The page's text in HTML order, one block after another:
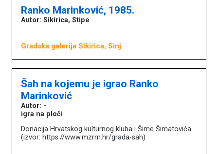
Ranko Marinković, 1985.
Autor: Sikirica, Stipe
Gradska galerija Sikirica, Sinj
Šah na kojemu je igrao Ranko
Marinković
Autor: -
igra na ploči
Donacija Hrvatskog kulturnog kluba i Šime Šimatovića.
(izvor: https://www.mzrm.hr/grada-sah)